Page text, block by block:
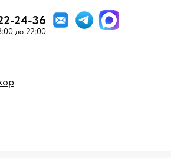
до 22:00
24-36Стиль мозаики